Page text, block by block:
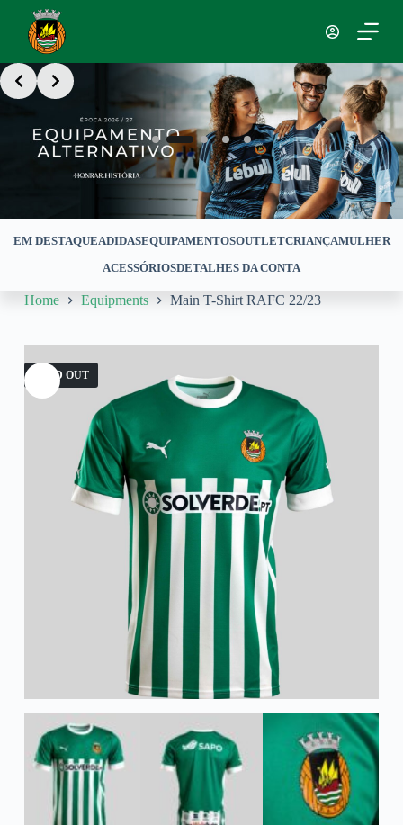
p
t
o
Slide 2 of 5
EM DESTAQUEADIDASEQUIPAMENTOSOUTLETCRIANÇAMULHER
ACESSÓRIOSDETALHES DA CONTA
Home Equipments Main T-Shirt RAFC 22/23
SOLD OUT